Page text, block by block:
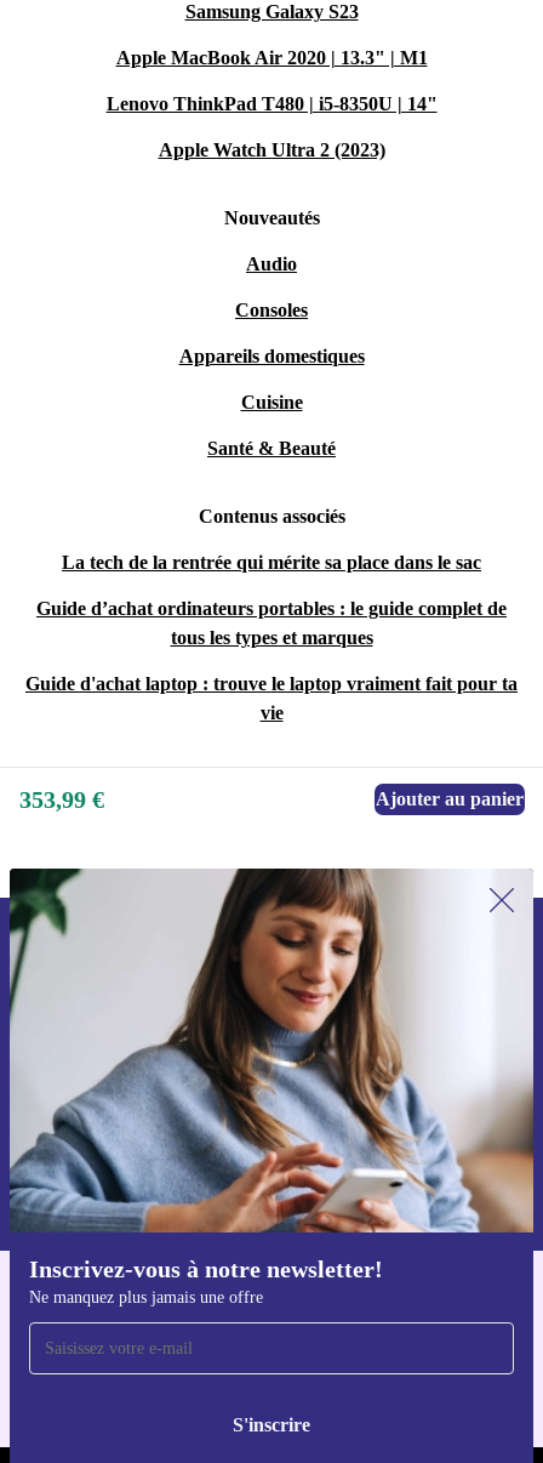
Samsung Galaxy S23
Apple MacBook Air 2020 | 13.3" | M1
Lenovo ThinkPad T480 | i5-8350U | 14"
Apple Watch Ultra 2 (2023)
Nouveautés
Audio
Consoles
Appareils domestiques
Cuisine
Santé & Beauté
Contenus associés
La tech de la rentrée qui mérite sa place dans le sac
Guide d’achat ordinateurs portables : le guide complet de
tous les types et marques
Guide d'achat laptop : trouve le laptop vraiment fait pour ta
vie
353,99 € Ajouter au panier
Inscrivez-vous à notre newsletter!
Ne manquez plus jamais une offre
S'inscrire
Recevoir offres et infos de refurbed
par mail
Ne manquez plus aucune offre.
S'inscrire
Retrouvez les informations sur l'utilisation des données personnelles
dans notrepolitique de confidentialité.
Téléchargez l'application refurbed
Pour iOS et Android